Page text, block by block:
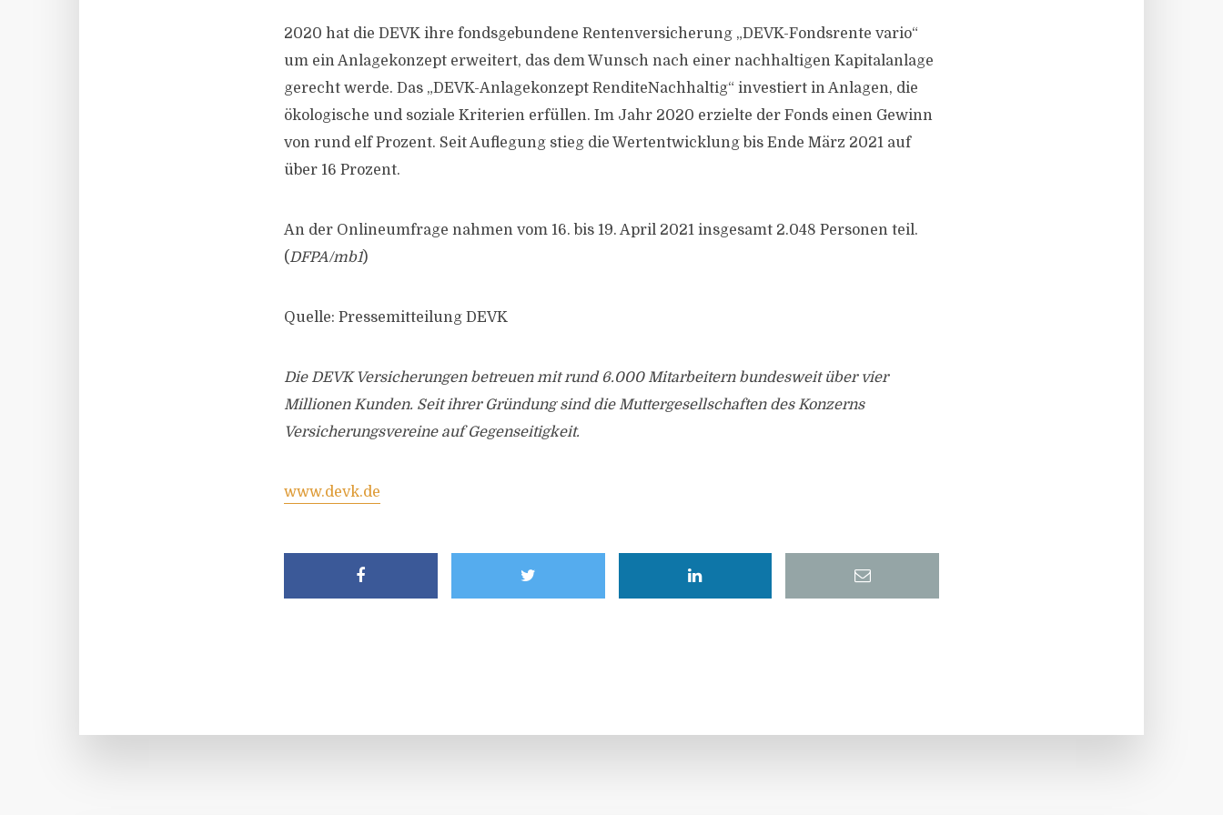
2020 hat die DEVK ihre fondsgebundene Rentenversicherung „DEVK-Fondsrente vario“
um ein Anlagekonzept erweitert, das dem Wunsch nach einer nachhaltigen Kapitalanlage
gerecht werde. Das „DEVK-Anlagekonzept RenditeNachhaltig“ investiert in Anlagen, die
ökologische und soziale Kriterien erfüllen. Im Jahr 2020 erzielte der Fonds einen Gewinn
von rund elf Prozent. Seit Auflegung stieg die Wertentwicklung bis Ende März 2021 auf
über 16 Prozent.
An der Onlineumfrage nahmen vom 16. bis 19. April 2021 insgesamt 2.048 Personen teil.
(DFPA/mb1)
Quelle: Pressemitteilung DEVK
Die DEVK Versicherungen betreuen mit rund 6.000 Mitarbeitern bundesweit über vier
Millionen Kunden. Seit ihrer Gründung sind die Muttergesellschaften des Konzerns
Versicherungsvereine auf Gegenseitigkeit.
www.devk.de